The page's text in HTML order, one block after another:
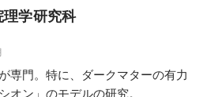
学研究科
専門。特に、ダークマターの有力
オン」のモデルの研究。